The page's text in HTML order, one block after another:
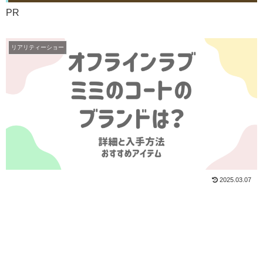
PR
リアリティーショー
2025.03.07